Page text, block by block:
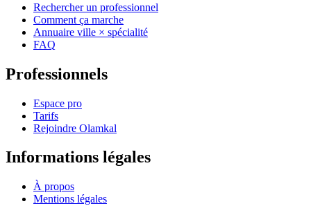
Rechercher un professionnel
Comment ça marche
Annuaire ville × spécialité
FAQ
Professionnels
Espace pro
Tarifs
Rejoindre Olamkal
Informations légales
À propos
Mentions légales